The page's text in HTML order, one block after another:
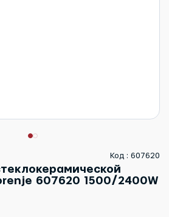
Код : 607620
607620 1500/2400W